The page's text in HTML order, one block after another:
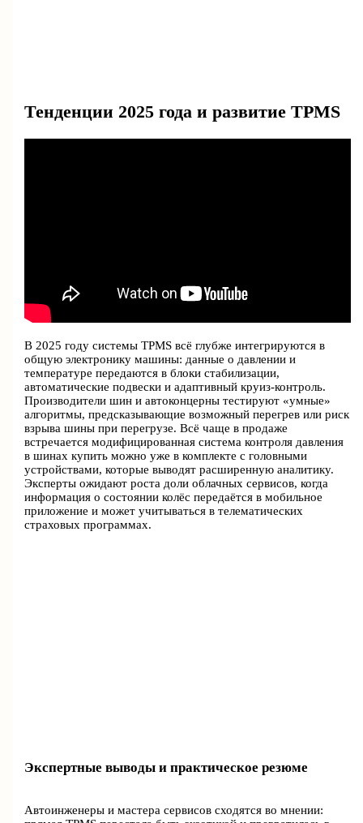
Тенденции 2025 года и развитие TPMS
В 2025 году системы TPMS всё глубже интегрируются в
общую электронику машины: данные о давлении и
температуре передаются в блоки стабилизации,
автоматические подвески и адаптивный круиз-контроль.
Производители шин и автоконцерны тестируют «умные»
алгоритмы, предсказывающие возможный перегрев или риск
взрыва шины при перегрузе. Всё чаще в продаже
встречается модифицированная система контроля давления
в шинах купить можно уже в комплекте с головными
устройствами, которые выводят расширенную аналитику.
Эксперты ожидают роста доли облачных сервисов, когда
информация о состоянии колёс передаётся в мобильное
приложение и может учитываться в телематических
страховых программах.
Экспертные выводы и практическое резюме
Автоинженеры и мастера сервисов сходятся во мнении: